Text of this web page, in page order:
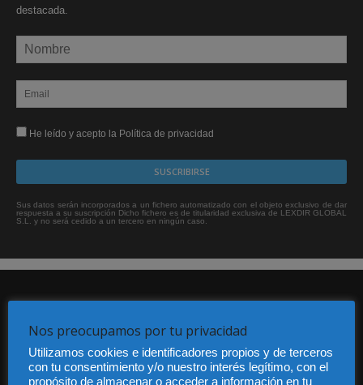
destacada.
He leído y acepto la Política de privacidad
Sus datos serán incorporados a un fichero automatizado con el objeto exclusivo de dar
respuesta a su suscripción Dicho fichero es de titularidad exclusiva de LEXDIR GLOBAL
S.L. y no será cedido a un tercero en ningún caso.
Audiencia y Publicidad
Nos preocupamos por tu privacidad
Utilizamos cookies e identificadores propios y de terceros
con tu consentimiento y/o nuestro interés legítimo, con el
propósito de almacenar o acceder a información en tu